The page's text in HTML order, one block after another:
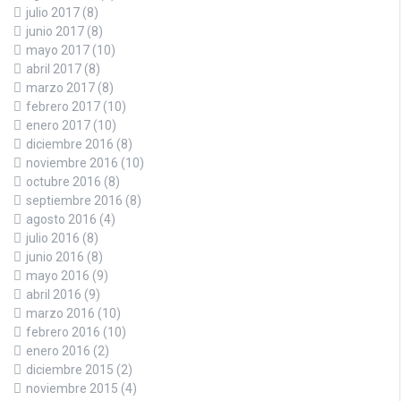
julio 2017 (8)
junio 2017 (8)
mayo 2017 (10)
abril 2017 (8)
marzo 2017 (8)
febrero 2017 (10)
enero 2017 (10)
diciembre 2016 (8)
noviembre 2016 (10)
octubre 2016 (8)
septiembre 2016 (8)
agosto 2016 (4)
julio 2016 (8)
junio 2016 (8)
mayo 2016 (9)
abril 2016 (9)
marzo 2016 (10)
febrero 2016 (10)
enero 2016 (2)
diciembre 2015 (2)
noviembre 2015 (4)